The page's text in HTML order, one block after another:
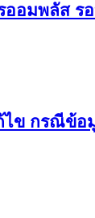
ออมพลัส ร
ข กรณีข้อ